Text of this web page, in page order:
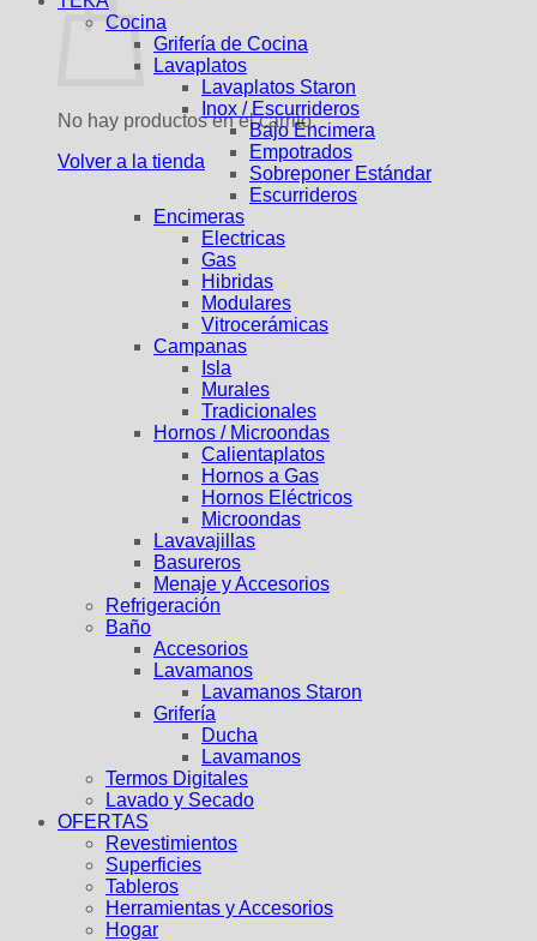
No hay productos en el carrito.
Volver a la tienda
Cocina
Grifería de Cocina
Lavaplatos
Lavaplatos Staron
Inox / Escurrideros
Bajo Encimera
Empotrados
Sobreponer Estándar
Escurrideros
Encimeras
Electricas
Gas
Hibridas
Modulares
Vitrocerámicas
Campanas
Isla
Murales
Tradicionales
Hornos / Microondas
Calientaplatos
Hornos a Gas
Hornos Eléctricos
Microondas
Lavavajillas
Basureros
Menaje y Accesorios
Refrigeración
Baño
Accesorios
Lavamanos
Lavamanos Staron
Grifería
Ducha
Lavamanos
Termos Digitales
Lavado y Secado
OFERTAS
Revestimientos
Superficies
Tableros
Herramientas y Accesorios
Hogar